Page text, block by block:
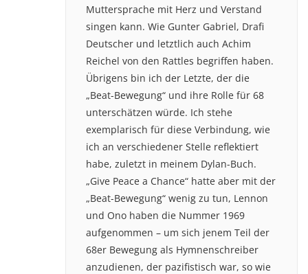
Muttersprache mit Herz und Verstand
singen kann. Wie Gunter Gabriel, Drafi
Deutscher und letztlich auch Achim
Reichel von den Rattles begriffen haben.
Übrigens bin ich der Letzte, der die
„Beat-Bewegung“ und ihre Rolle für 68
unterschätzen würde. Ich stehe
exemplarisch für diese Verbindung, wie
ich an verschiedener Stelle reflektiert
habe, zuletzt in meinem Dylan-Buch.
„Give Peace a Chance“ hatte aber mit der
„Beat-Bewegung“ wenig zu tun, Lennon
und Ono haben die Nummer 1969
aufgenommen – um sich jenem Teil der
68er Bewegung als Hymnenschreiber
anzudienen, der pazifistisch war, so wie